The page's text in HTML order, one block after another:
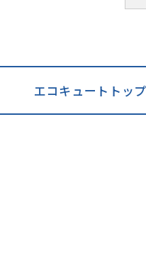
エコキュートトッ